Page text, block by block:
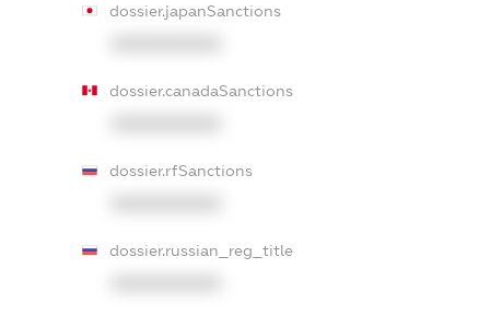
dossier.japanSanctions
dossier.canadaSanctions
dossier.rfSanctions
dossier.russian_reg_title